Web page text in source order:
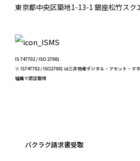
東京都中央区築地1-13-1 銀座松竹スク
IS 747702 / ISO 27001
※ IS747702 / ISO27001 は三井物産デジタル・アセット・マ
組織で認証取得
バクラク請求書受取